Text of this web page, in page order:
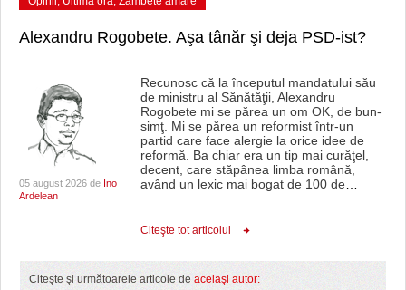
Alexandru Rogobete. Aşa tânăr şi deja PSD-ist?
05 august 2026 de Ino
Ardelean
Recunosc că la începutul mandatului său
de ministru al Sănătăţii, Alexandru
Rogobete mi se părea un om OK, de bun-
simţ. Mi se părea un reformist într-un
partid care face alergie la orice idee de
reformă. Ba chiar era un tip mai curăţel,
decent, care stăpânea limba română,
având un lexic mai bogat de 100 de…
Citeşte tot articolul
Citeşte şi următoarele articole de acelaşi autor: